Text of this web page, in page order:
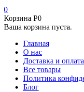
0
Корзина Р0
Ваша корзина пуста.
Главная
О нас
Доставка и оплата
Все товары
Политика
Блог